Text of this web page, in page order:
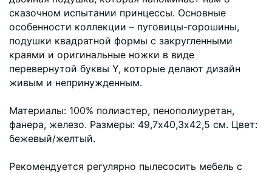
сказочном испытании принцессы. Основные
особенности коллекции – пуговицы-горошины,
подушки квадратной формы с закругленными
краями и оригинальные ножки в виде
перевернутой буквы Y, которые делают дизайн
живым и непринужденным.
Материалы: 100% полиэстер, пенополиуретан,
фанера, железо. Размеры: 49,7х40,3х42,5 см. Цвет:
бежевый/желтый.
Рекомендуется регулярно пылесосить мебель с